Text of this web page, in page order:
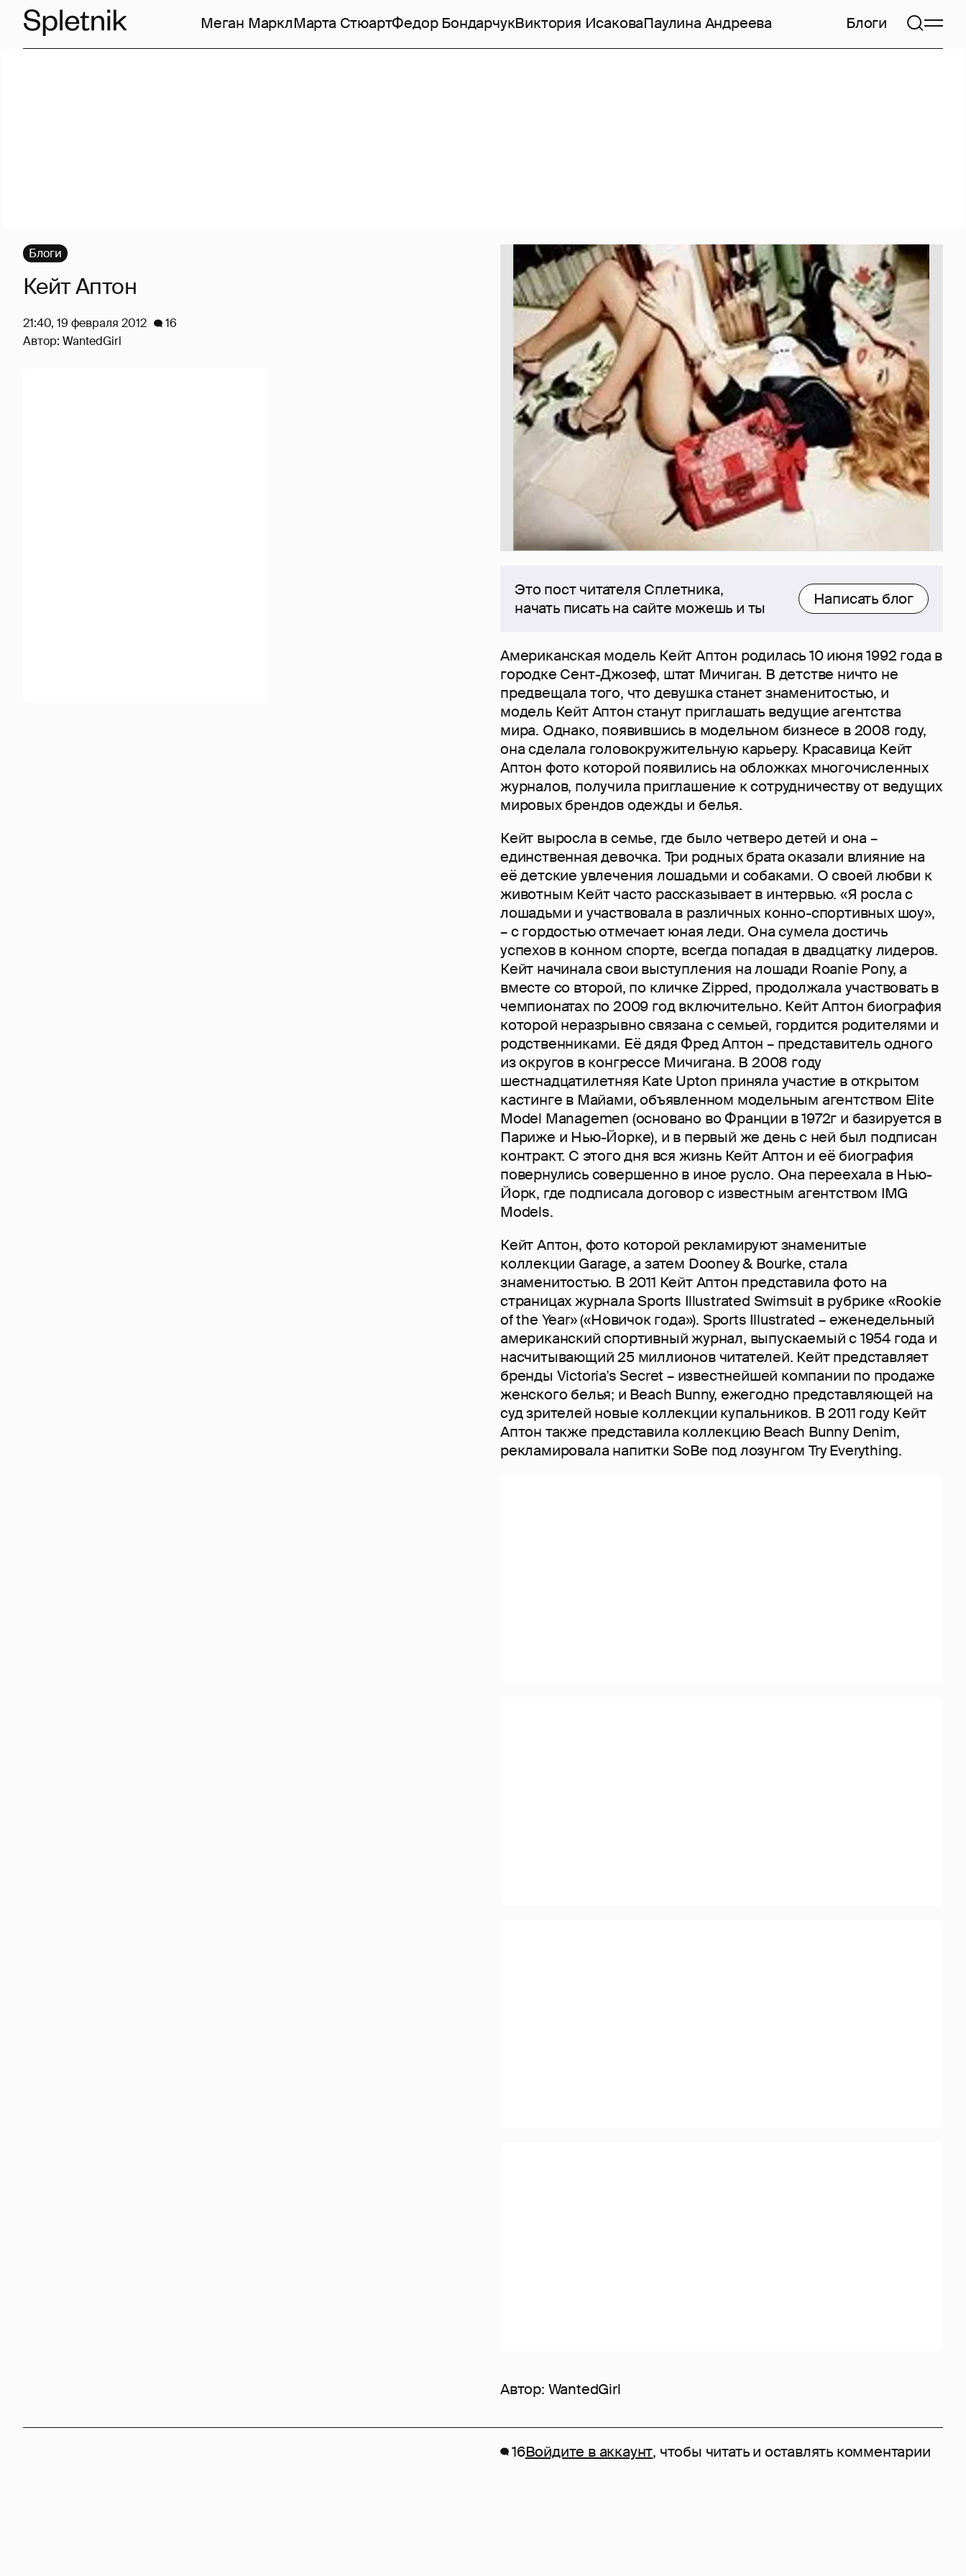
Меган МарклМарта СтюартФедор БондарчукВиктория ИсаковаПаулина Андреева Блоги
Это пост читателя Сплетника,
начать писать на сайте можешь и ты
Написать блог
Американская модель Кейт Аптон родилась 10 июня 1992 года в
городке Сент-Джозеф, штат Мичиган. В детстве ничто не
предвещала того, что девушка станет знаменитостью, и
модель Кейт Аптон станут приглашать ведущие агентства
мира. Однако, появившись в модельном бизнесе в 2008 году,
она сделала головокружительную карьеру. Красавица Кейт
Аптон фото которой появились на обложках многочисленных
журналов, получила приглашение к сотрудничеству от ведущих
мировых брендов одежды и белья.
Кейт выросла в семье, где было четверо детей и она –
единственная девочка. Три родных брата оказали влияние на
её детские увлечения лошадьми и собаками. О своей любви к
животным Кейт часто рассказывает в интервью. «Я росла с
лошадьми и участвовала в различных конно-спортивных шоу»,
– с гордостью отмечает юная леди. Она сумела достичь
успехов в конном спорте, всегда попадая в двадцатку лидеров.
Кейт начинала свои выступления на лошади Roanie Pony, а
вместе со второй, по кличке Zipped, продолжала участвовать в
чемпионатах по 2009 год включительно. Кейт Аптон биография
которой неразрывно связана с семьей, гордится родителями и
родственниками. Её дядя Фред Аптон – представитель одного
из округов в конгрессе Мичигана. В 2008 году
шестнадцатилетняя Kate Upton приняла участие в открытом
кастинге в Майами, объявленном модельным агентством Elite
Model Managemen (основано во Франции в 1972г и базируется в
Париже и Нью-Йорке), и в первый же день с ней был подписан
контракт. С этого дня вся жизнь Кейт Аптон и её биография
повернулись совершенно в иное русло. Она переехала в Нью-
Йорк, где подписала договор с известным агентством IMG
Models.
Кейт Аптон, фото которой рекламируют знаменитые
коллекции Garage, а затем Dooney & Bourke, стала
знаменитостью. В 2011 Кейт Аптон представила фото на
страницах журнала Sports Illustrated Swimsuit в рубрике «Rookie
of the Year» («Новичок года»). Sports Illustrated – еженедельный
американский спортивный журнал, выпускаемый с 1954 года и
насчитывающий 25 миллионов читателей. Кейт представляет
бренды Victoria's Secret – известнейшей компании по продаже
женского белья; и Beach Bunny, ежегодно представляющей на
суд зрителей новые коллекции купальников. В 2011 году Кейт
Аптон также представила коллекцию Beach Bunny Denim,
рекламировала напитки SoBe под лозунгом Try Everything.
Автор: WantedGirl
Блоги
Кейт Аптон
21:40, 19 февраля 2012
16
Автор: WantedGirl
16Войдите в аккаунт, чтобы читать и оставлять комментарии